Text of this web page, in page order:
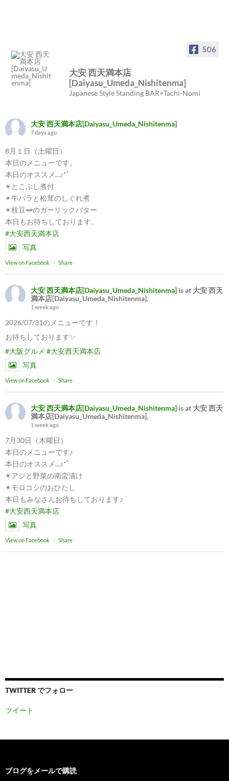
506
大安 西天満本店
[Daiyasu_Umeda_Nishitenma]
Japanese Style Standing BAR=Tachi-Nomi
大安 西天満本店[Daiyasu_Umeda_Nishitenma]
7 days ago
8月１日（土曜日）
本日のメニューです。
本日のオススメ...♪*ﾟ
✴︎とこぶし煮付
✴︎牛バラと松茸のしぐれ煮
✴︎枝豆🫛のガーリックバター
本日もお待ちしております。
#大安西天満本店
写真
View on Facebook · Share
大安 西天満本店[Daiyasu_Umeda_Nishitenma] is at 大安 西天
満本店[Daiyasu_Umeda_Nishitenma].
1 week ago
2026/07/31のメニューです！
お待ちしております✨
#大阪グルメ #大安西天満本店
写真
View on Facebook · Share
大安 西天満本店[Daiyasu_Umeda_Nishitenma] is at 大安 西天
満本店[Daiyasu_Umeda_Nishitenma].
1 week ago
7月30日（木曜日）
本日のメニューです♪
本日のオススメ...♪*ﾟ
✴︎アジと野菜の南蛮漬け
✴︎モロコシのおひたし
本日もみなさんお待ちしております♪
#大安西天満本店
写真
View on Facebook · Share
TWITTER でフォロー
ツイート
ブログをメールで購読